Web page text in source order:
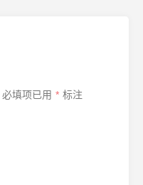
必填项已用 * 标注